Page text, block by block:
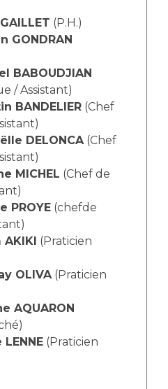
(P.H.)
GONDRAN
BABOUDJIAN
/ Assistant)
BANDELIER (Chef
DELONCA (Chef
MICHEL (Chef de
PROYE (chefde
AKIKI (Praticien
OLIVA (Praticien
AQUARON
(Praticien